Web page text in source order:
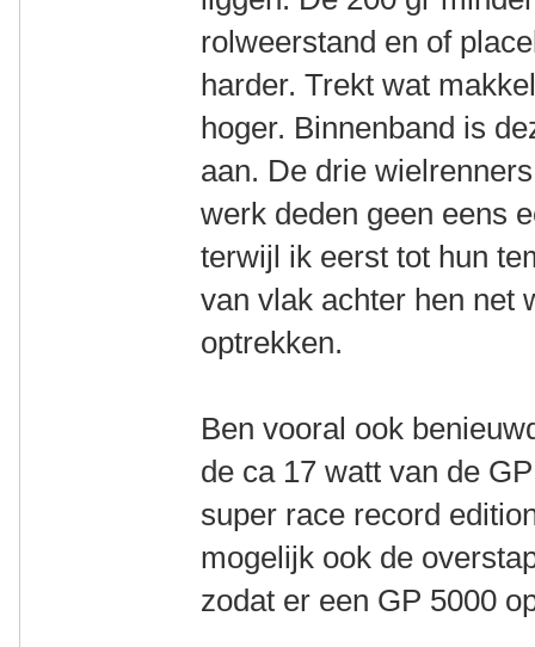
rolweerstand en of
harder. Trekt wat
hoger. Binnenband is
aan. De drie
werk deden geen eens
terwijl ik eerst tot hun
van vlak achter hen net
optrekken.
Ben vooral ook
de ca 17 watt van de
super race record
mogelijk ook de
zodat er een GP 5000